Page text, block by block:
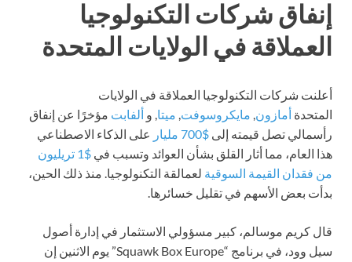
إنفاق شركات التكنولوجيا
العملاقة في الولايات المتحدة
أعلنت شركات التكنولوجيا العملاقة في الولايات
المتحدة أمازون, مايكروسوفت, ميتا, و ألفابت مؤخرًا عن إنفاق
رأسمالي تصل قيمته إلى $700 مليار
على الذكاء الاصطناعي
هذا العام، مما أثار القلق بشأن العوائد وتسبب في
$1 تريليون
من فقدان القيمة السوقية لعمالقة التكنولوجيا. منذ ذلك الحين،
بدأت بعض الأسهم في تقليل خسائرها.
قال كريم موسالم، كبير مسؤولي الاستثمار في إدارة أصول
سيل وود، في برنامج “Squawk Box Europe” يوم الاثنين إن